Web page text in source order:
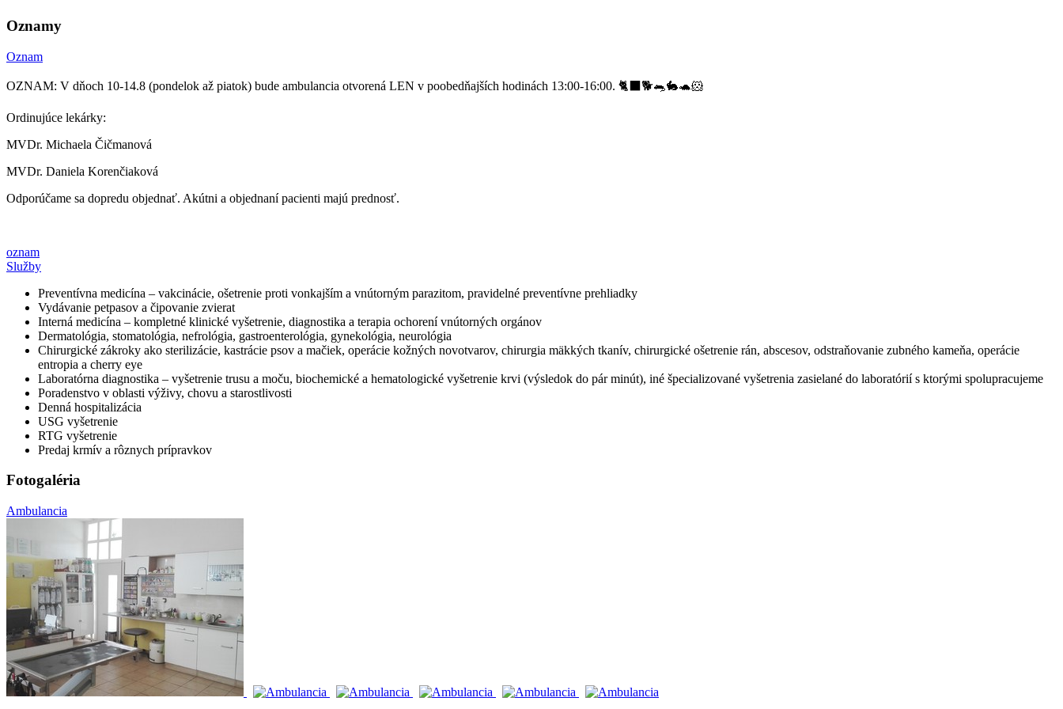
Oznamy
Oznam
OZNAM: V dňoch 10-14.8 (pondelok až piatok) bude ambulancia otvorená LEN v poobedňajších hodinách 13:00-16:00. 🐈‍⬛🐕🐀🐇🐢🐹
Ordinujúce lekárky:
MVDr. Michaela Čičmanová
MVDr. Daniela Korenčiaková
Odporúčame sa dopredu objednať. Akútni a objednaní pacienti majú prednosť.
oznam
Služby
Preventívna medicína – vakcinácie, ošetrenie proti vonkajším a vnútorným parazitom, pravidelné preventívne prehliadky
Vydávanie petpasov a čipovanie zvierat
Interná medicína – kompletné klinické vyšetrenie, diagnostika a terapia ochorení vnútorných orgánov
Dermatológia, stomatológia, nefrológia, gastroenterológia, gynekológia, neurológia
Chirurgické zákroky ako sterilizácie, kastrácie psov a mačiek, operácie kožných novotvarov, chirurgia mäkkých tkanív, chirurgické ošetrenie rán, abscesov, odstraňovanie zubného kameňa, operácie
entropia a cherry eye
Laboratórna diagnostika – vyšetrenie trusu a moču, biochemické a hematologické vyšetrenie krvi (výsledok do pár minút), iné špecializované vyšetrenia zasielané do laboratórií s ktorými spolupracujeme
Poradenstvo v oblasti výživy, chovu a starostlivosti
Denná hospitalizácia
USG vyšetrenie
RTG vyšetrenie
Predaj krmív a rôznych prípravkov
Fotogaléria
Ambulancia